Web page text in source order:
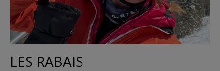
LES RABAIS